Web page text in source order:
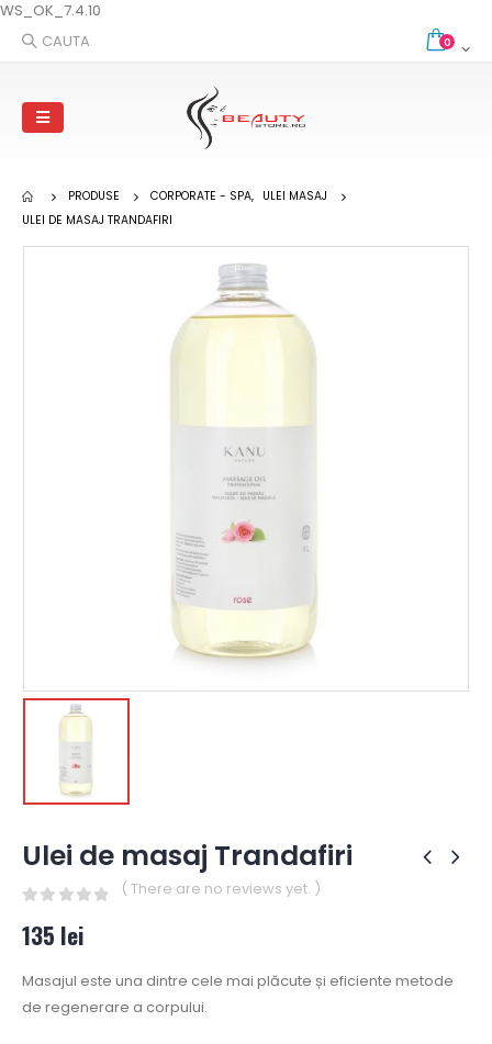
WS_OK_7.4.10
CAUTA
0
PRODUSE CORPORATE - SPA, ULEI MASAJ
ULEI DE MASAJ TRANDAFIRI
Ulei de masaj Trandafiri
( There are no reviews yet. )
135 lei
Masajul este una dintre cele mai plăcute și eficiente metode
de regenerare a corpului.